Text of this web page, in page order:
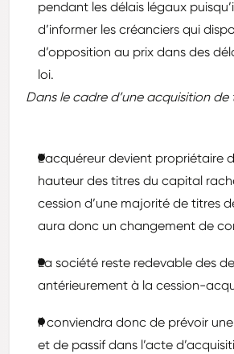
pendant les délais légaux
d’informer les créanciers qui
d’opposition au prix dans des
loi.
Dans le cadre d’une acquisition de
L’acquéreur devient propriétaire
hauteur des titres du capital
cession d’une majorité de titres
aura donc un changement de
La société reste redevable des
antérieurement à la cession-
Il conviendra donc de prévoir
et de passif dans l’acte